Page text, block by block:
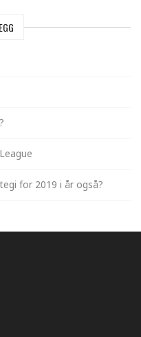
for 2019 i år også?